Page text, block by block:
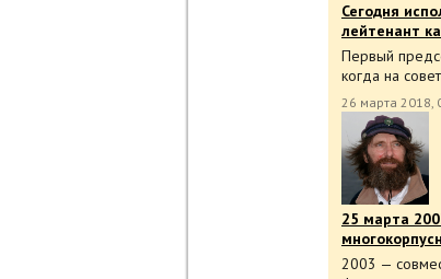
Сегодня
лейтенант
Первый
когда на
26 марта 2018,
25 марта
2003 —